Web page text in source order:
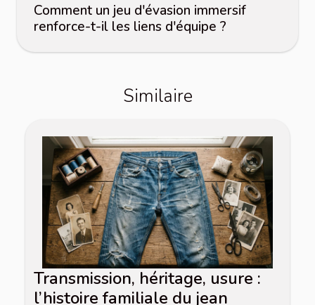
Comment un jeu d'évasion immersif
renforce-t-il les liens d'équipe ?
Similaire
Transmission, héritage, usure :
l’histoire familiale du jean